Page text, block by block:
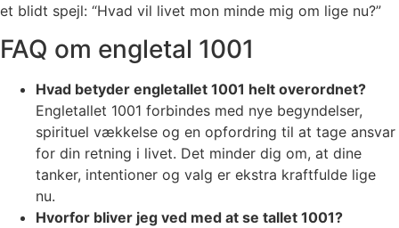
et blidt spejl: “Hvad vil livet mon minde mig om lige nu?”
FAQ om engletal 1001
Hvad betyder engletallet 1001 helt overordnet?
Engletallet 1001 forbindes med nye begyndelser,
spirituel vækkelse og en opfordring til at tage ansvar
for din retning i livet. Det minder dig om, at dine
tanker, intentioner og valg er ekstra kraftfulde lige
nu.
Hvorfor bliver jeg ved med at se tallet 1001?